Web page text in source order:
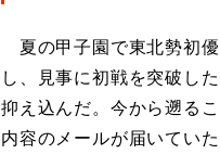
夏の甲子園で東北勢初
し、見事に初戦を突破し
抑え込んだ。今から遡る
内容のメールが届いてい